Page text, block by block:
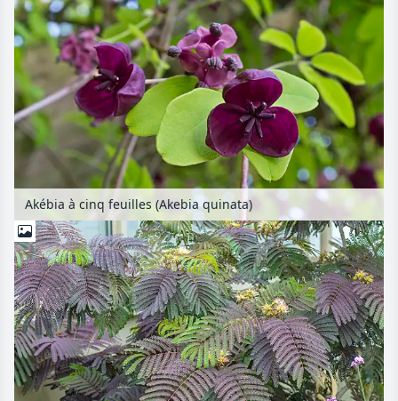
Akébia à cinq feuilles (Akebia quinata)